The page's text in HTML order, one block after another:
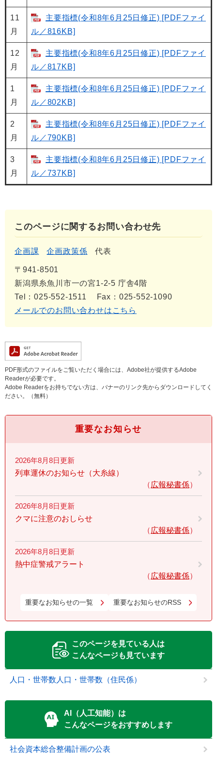
11
月
主要指標(令和8年6月25日修正) [PDFファイ
ル／816KB]
12
月
主要指標(令和8年6月25日修正) [PDFファイ
ル／817KB]
1
月
主要指標(令和8年6月25日修正) [PDFファイ
ル／802KB]
2
月
主要指標(令和8年6月25日修正) [PDFファイ
ル／790KB]
3
月
主要指標(令和8年6月25日修正) [PDFファイ
ル／737KB]
このページに関するお問い合わせ先
企画課 企画政策係 代表
〒941-8501
新潟県糸魚川市一の宮1-2-5 庁舎4階
Tel：025-552-1511
Fax：025-552-1090
メールでのお問い合わせはこちら
PDF形式のファイルをご覧いただく場合には、Adobe社が提供するAdobe
Readerが必要です。
Adobe Readerをお持ちでない方は、バナーのリンク先からダウンロードしてく
ださい。（無料）
重要なお知らせ
2026年8月8日更新
列車運休のお知らせ（大糸線）
広報秘書係
2026年8月8日更新
クマに注意のおしらせ
広報秘書係
2026年8月8日更新
熱中症警戒アラート
広報秘書係
重要なお知らせの一覧 重要なお知らせのRSS
このページを見ている人は
こんなページも見ています
人口・世帯数人口・世帯数（住民係）
AI（人工知能）は
こんなページをおすすめします
社会資本総合整備計画の公表